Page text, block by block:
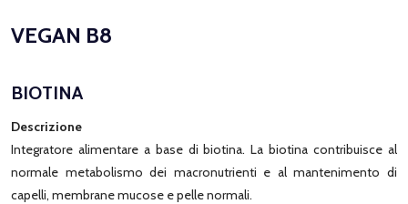
VEGAN B8
BIOTINA
Descrizione
Integratore alimentare a base di biotina. La biotina contribuisce al
normale metabolismo dei macronutrienti e al mantenimento di
capelli, membrane mucose e pelle normali.